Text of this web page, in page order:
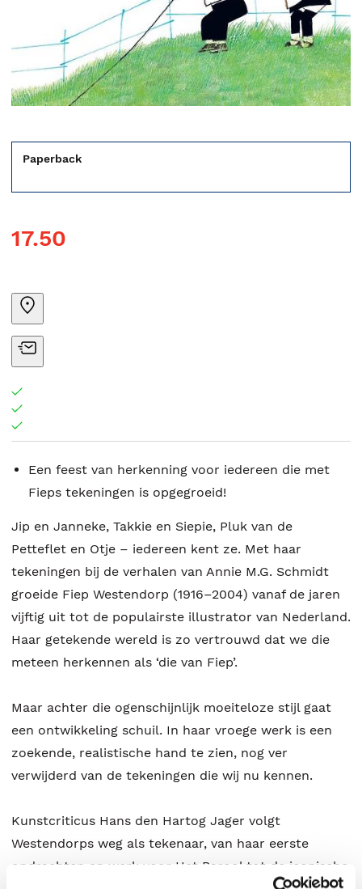
Paperback
17.50
Een feest van herkenning voor iedereen die met
Fieps tekeningen is opgegroeid!
Jip en Janneke, Takkie en Siepie, Pluk van de
Petteflet en Otje – iedereen kent ze. Met haar
tekeningen bij de verhalen van Annie M.G. Schmidt
groeide Fiep Westendorp (1916–2004) vanaf de jaren
vijftig uit tot de populairste illustrator van Nederland.
Haar getekende wereld is zo vertrouwd dat we die
meteen herkennen als ‘die van Fiep’.
Maar achter die ogenschijnlijk moeiteloze stijl gaat
een ontwikkeling schuil. In haar vroege werk is een
zoekende, realistische hand te zien, nog ver
verwijderd van de tekeningen die wij nu kennen.
Kunstcriticus Hans den Hartog Jager volgt
Westendorps weg als tekenaar, van haar eerste
opdrachten en werk voor Het Parool tot de iconische